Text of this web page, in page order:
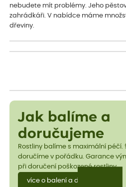
nebudete mít problémy. Jeho
zahrádkáři. V nabídce máme
dřeviny.
Jak balíme a
doručujeme
Rostliny balíme s maximální péčí.
doručíme v pořádku. Garance
při doručení poškozené rostliny.
více o balení a dopravě